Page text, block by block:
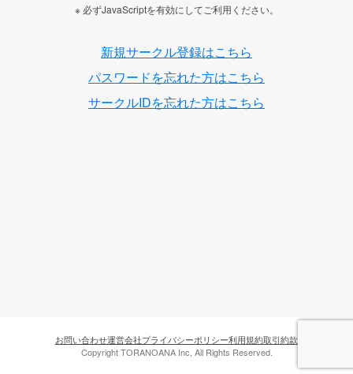
※ 必ずJavaScriptを有効にしてご利用ください。
新規サークル登録はこちら
パスワードを忘れた方はこちら
サークルIDを忘れた方はこちら
お問い合わせ運営会社プライバシーポリシー利用規約取引約款
Copyright TORANOANA Inc, All Rights Reserved.